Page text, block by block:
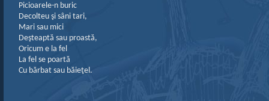
Picioarele-n buric
Decolteu şi sâni tari,
Mari sau mici
Deşteaptă sau proastă,
Oricum e la fel
La fel se poartă
Cu bărbat sau băieţel.